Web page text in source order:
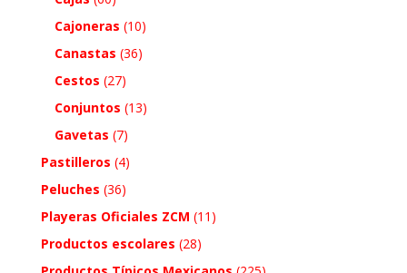
Cajoneras (10)
Canastas (36)
Cestos (27)
Conjuntos (13)
Gavetas (7)
Pastilleros (4)
Peluches (36)
Playeras Oficiales ZCM (11)
Productos escolares (28)